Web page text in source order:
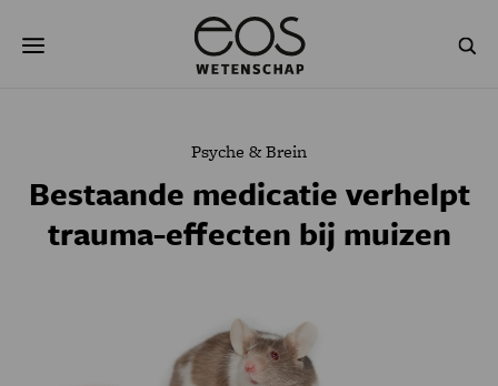
naar
NATUURWETENSCHAPPEN GESCHIEDENIS
Psyche & Brein
Bestaande medicatie verhelpt
trauma-effecten bij muizen